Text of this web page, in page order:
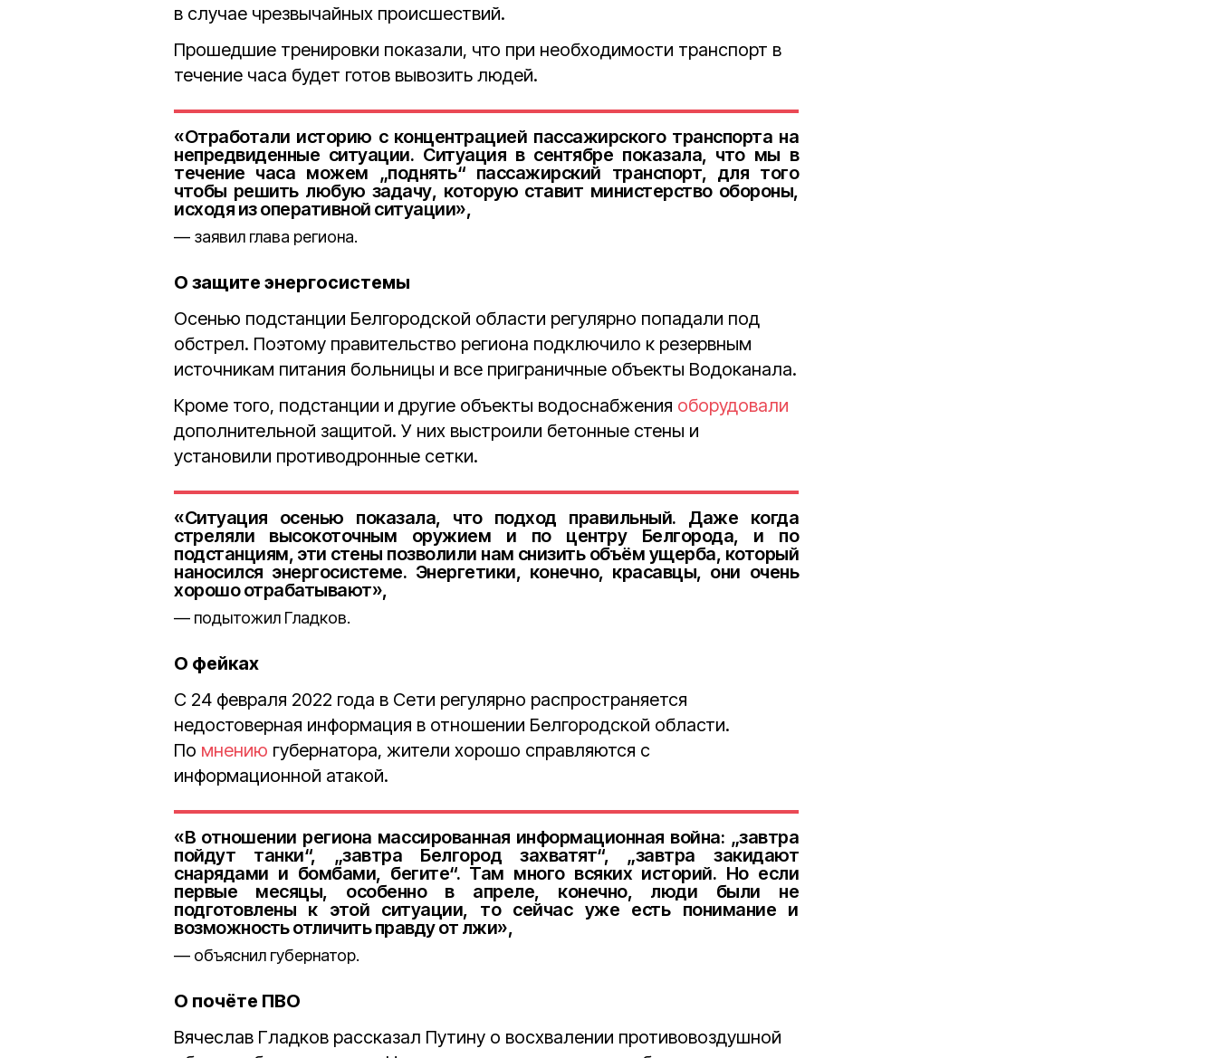
в случае чрезвычайных происшествий.
Прошедшие тренировки показали, что при необходимости транспорт в
течение часа будет готов вывозить людей.
«Отработали историю с концентрацией пассажирского транспорта на
непредвиденные ситуации. Ситуация в сентябре показала, что мы в
течение часа можем „поднять“ пассажирский транспорт, для того
чтобы решить любую задачу, которую ставит министерство обороны,
исходя из оперативной ситуации»,
заявил глава региона.
О защите энергосистемы
Осенью подстанции Белгородской области регулярно попадали под
обстрел. Поэтому правительство региона подключило к резервным
источникам питания больницы и все приграничные объекты Водоканала.
Кроме того, подстанции и другие объекты водоснабжения оборудовали
дополнительной защитой. У них выстроили бетонные стены и
установили противодронные сетки.
«Ситуация осенью показала, что подход правильный. Даже когда
стреляли высокоточным оружием и по центру Белгорода, и по
подстанциям, эти стены позволили нам снизить объём ущерба, который
наносился энергосистеме. Энергетики, конечно, красавцы, они очень
хорошо отрабатывают»,
подытожил Гладков.
О фейках
С 24 февраля 2022 года в Сети регулярно распространяется
недостоверная информация в отношении Белгородской области.
По мнению губернатора, жители хорошо справляются с
информационной атакой.
«В отношении региона массированная информационная война: „завтра
пойдут танки“, „завтра Белгород захватят“, „завтра закидают
снарядами и бомбами, бегите“. Там много всяких историй. Но если
первые месяцы, особенно в апреле, конечно, люди были не
подготовлены к этой ситуации, то сейчас уже есть понимание и
возможность отличить правду от лжи»,
объяснил губернатор.
О почёте ПВО
Вячеслав Гладков рассказал Путину о восхвалении противовоздушной